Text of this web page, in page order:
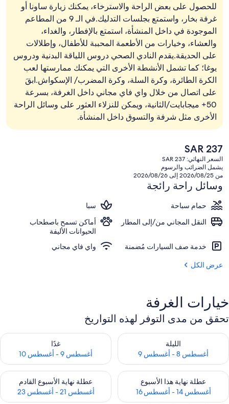
للحصول على بعض الراحة والاسترخاء، يمكنك زيارة ساونا أو
غرفة بخار، واستمتع بجلسات التدليك.في الـ 9 من المطاعم
الموجودة في داخل المنشأة، استمتع بالإفطار، والغداء،
والعشاء، وخيارات من الأطعمة المحببة للأطفال، وإطلالات
على الحديقة.يقدم النادي الصحي دروس اللياقة البدنية ودروس
يوغا؛ كما تشمل الأنشطة الأخرى التي يمكنك ممارستها لعب
الكرة الطائرة، وكرة السلة، وكرة المضرب/ الإسكواش.ابقَ
على اتصال من خلال واي فاي مجاني داخل الغرفة، بسرعة
50+ ميجابايت/الثانية، ويمكن للنزلاء العثور على وسائل الراحة
الأخرى مثل شرفة والتسوق داخل المنشأة.
السعر
الحالي
هو
SAR
237
SAR 237
السعر النهائي: SAR 237
يشمل الضرائب والرسوم
من 2026/08/25 إلى 2026/08/26
وسائل راحة رائجة
حمام سباحة
سبا
النقل المجاني من/إلى المطار
أماكن تسمح باصطحاب
الحيوانات الأليفة
خدمة صف السيارات مُضمنة
واي فاي مجاني
عرض الكل
خيارات الغرفة
تحقق من مدى التوفر لهذه التواريخ
الليلة
أغسطس 8 - أغسطس 9
تحقق من مدى التوفر لليلة للفترة أغسطس 8 - أغسطس 9
غدًا
أغسطس 9 - أغسطس 10
تحقق من مدى التوفر لغد للفترة أغسطس
عطلة نهاية هذا الأسبوع
أغسطس 14 - أغسطس 16
تحقق من مدى التوفر لعطلة نهاية هذا الأسبوع للفترة أغسطس 14 - أغسطس 16
عطلة نهاية الأسبوع القادم
أغسطس 21 - أغسطس 23
تحقق من مدى التوفر لعطلة نهاية